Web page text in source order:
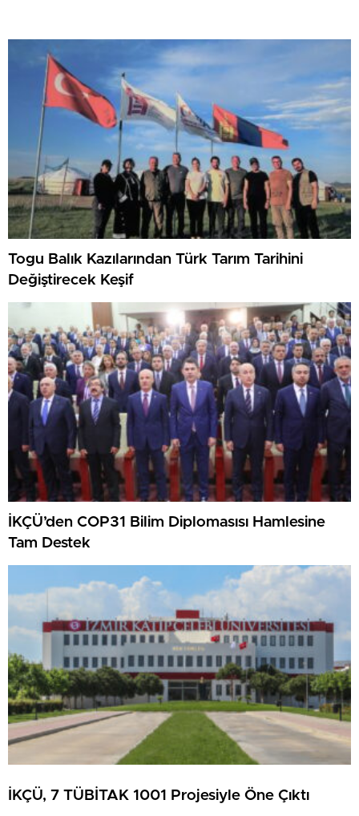
Togu Balık Kazılarından Türk Tarım Tarihini
Değiştirecek Keşif
İKÇÜ’den COP31 Bilim Diplomasısı Hamlesine
Tam Destek
İKÇÜ, 7 TÜBİTAK 1001 Projesiyle Öne Çıktı